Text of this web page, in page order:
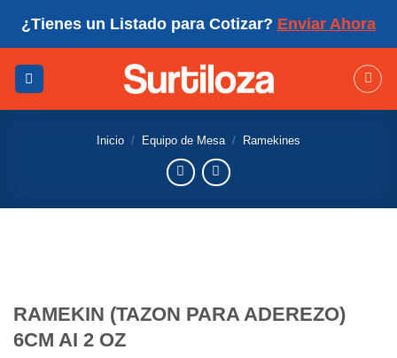
¿Tienes un Listado para Cotizar? Enviar Ahora
Inicio / Equipo de Mesa / Ramekines
RAMEKIN (TAZON PARA ADEREZO)
6CM AI 2 OZ